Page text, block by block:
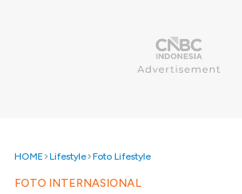
HOME Lifestyle Foto Lifestyle
FOTO INTERNASIONAL